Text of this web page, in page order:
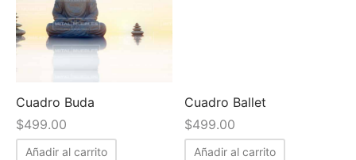
Cuadro Buda
$499.00
Añadir al carrito
Cuadro Ballet
$499.00
Añadir al carrito